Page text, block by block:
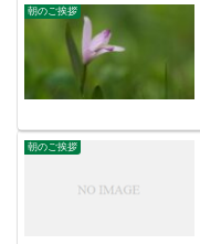
朝のご挨拶
朝のご挨拶